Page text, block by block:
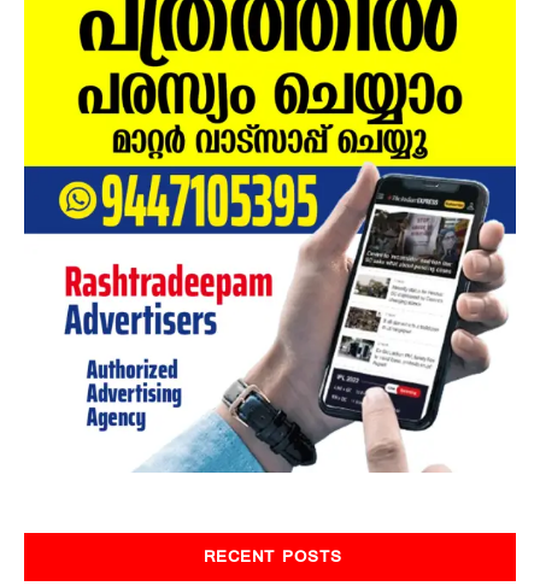
RECENT POSTS